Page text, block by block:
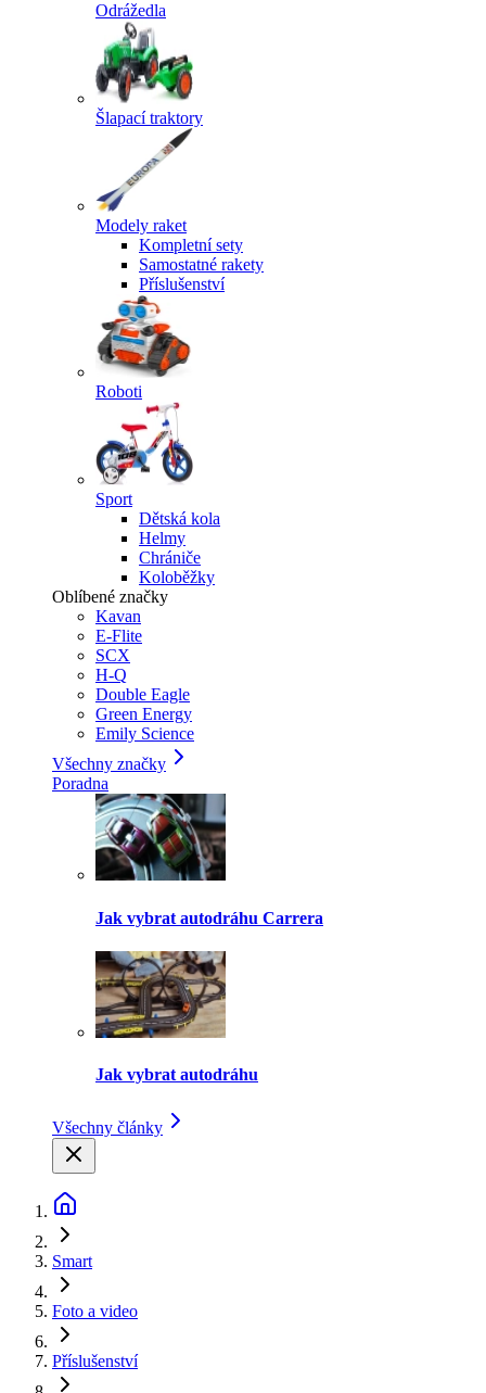
Odrážedla
Šlapací traktory
Modely raket
Kompletní sety
Samostatné rakety
Příslušenství
Roboti
Sport
Dětská kola
Helmy
Chrániče
Koloběžky
Oblíbené značky
Kavan
E-Flite
SCX
H-Q
Double Eagle
Green Energy
Emily Science
Všechny značky
Poradna
Jak vybrat autodráhu Carrera
Jak vybrat autodráhu
Všechny články
Smart
Foto a video
Příslušenství